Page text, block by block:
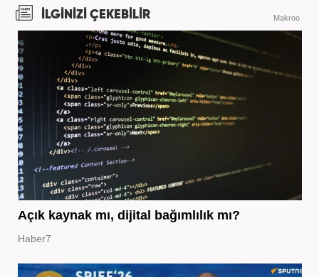
İLGİNİZİ ÇEKEBİLİR Makroo
Açık kaynak mı, dijital bağımlılık mı?
Haber7